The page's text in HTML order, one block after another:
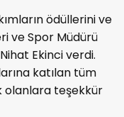
ödüllerini ve
ve Spor Müdürü
Ekinci verdi.
katılan tüm
olanlara teşekkür